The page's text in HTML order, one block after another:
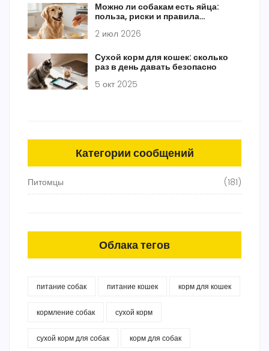
Можно ли собакам есть яйца:
польза, риски и правила
2 июл 2026
Сухой корм для кошек: сколько
раз в день давать безопасно
5 окт 2025
Категории сообщений
Питомцы (181)
Облака тегов
питание собак питание кошек корм для кошек
кормление собак сухой корм
сухой корм для собак корм для собак